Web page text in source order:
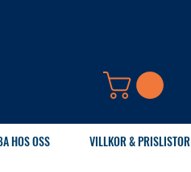
HOS OSS VILLKOR & PRISLISTOR